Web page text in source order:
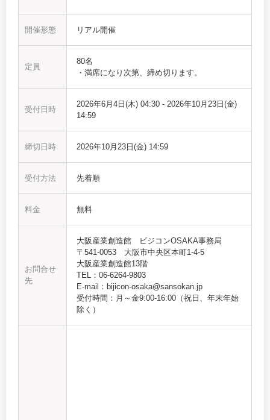
開催形態 リアル開催
定員
80名
・満席になり次第、締め切ります。
受付日時
2026年6月4日(木) 04:30 - 2026年10月23日(金)
14:59
締切日時 2026年10月23日(金) 14:59
受付方法 先着順
料金 無料
お問合せ
先
大阪産業創造館 ビジコンOSAKA事務局
〒541-0053 大阪市中央区本町1-4-5
大阪産業創造館13階
TEL：06-6264-9803
E-mail：bijicon-osaka@sansokan.jp
受付時間：月～金9:00-16:00（祝日、年末年始
除く）